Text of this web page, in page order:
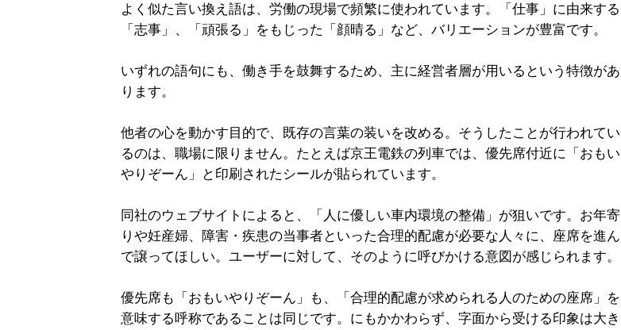
よく似た言い換え語は、労働の現場で頻繁に使われています。「仕事」に由来する
「志事」、「頑張る」をもじった「顔晴る」など、バリエーションが豊富です。
いずれの語句にも、働き手を鼓舞するため、主に経営者層が用いるという特徴があ
ります。
他者の心を動かす目的で、既存の言葉の装いを改める。そうしたことが行われてい
るのは、職場に限りません。たとえば京王電鉄の列車では、優先席付近に「おもい
やりぞーん」と印刷されたシールが貼られています。
同社のウェブサイトによると、「人に優しい車内環境の整備」が狙いです。お年寄
りや妊産婦、障害・疾患の当事者といった合理的配慮が必要な人々に、座席を進ん
で譲ってほしい。ユーザーに対して、そのように呼びかける意図が感じられます。
優先席も「おもいやりぞーん」も、「合理的配慮が求められる人のための座席」を
意味する呼称であることは同じです。にもかかわらず、字面から受ける印象は大き